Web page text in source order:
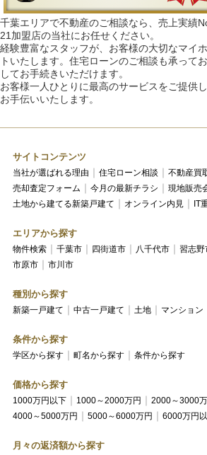
千葉エリアで不動産のご相談なら、売上実績
21加盟店の当社にお任せください。
経験豊富なスタッフが、お客様の大切なマイ
トいたします。住宅ローンのご相談も承って
してお手続きいただけます。
お客様一人ひとりに最高のサービスをご提供
お手伝いいたします。
サイトコンテンツ
当社が選ばれる理由 住宅ローン相談
不動産買
売却査定フォーム
今月の最新チラシ 現地販売
土地から建てる新築戸建て
オンライン内見 IT
エリアから探す
物件検索 千葉市 四街道市 八千代市 習志野
市原市
市川市
種別から探す
新築一戸建て 中古一戸建て 土地 マンション
条件から探す
学区から探す 町名から探す 条件から探す
価格から探す
1000万円以下 1000～2000万円 2000～3000
4000～5000万円
5000～6000万円 6000万円
月々の返済額から探す